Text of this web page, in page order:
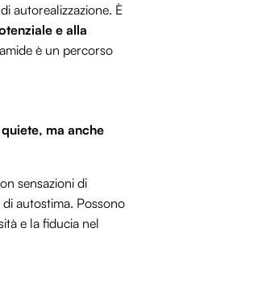
autorealizzazione. È
e alla
è un percorso
ma anche
sensazioni di
autostima. Possono
e la fiducia nel